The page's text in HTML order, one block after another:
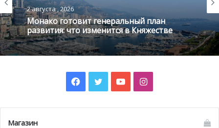
Lacets St Léon и rue du Ténao:
до 6.00) и с 26 на 27 октября (с 20.00 до 6.00).
Фото: ouest-france.fr
2 августа , 2026
Монако готовит генеральный план
развития: что изменится в Княжестве
Facebook
TwitterYouTubeInstagram
Магазин